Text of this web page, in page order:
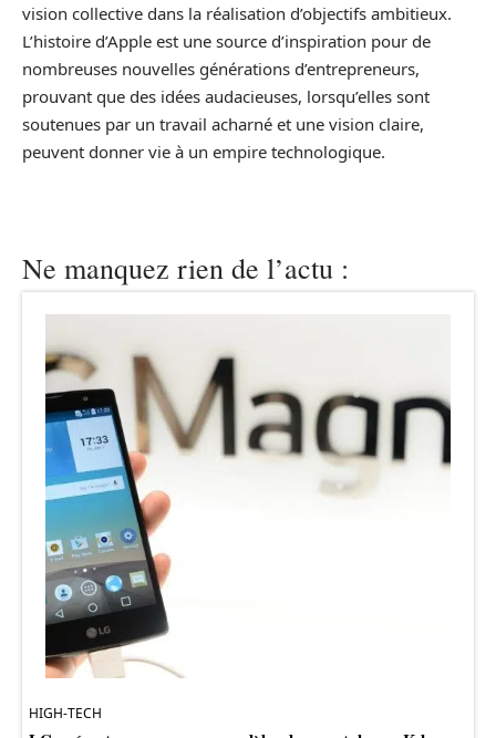
vision collective dans la réalisation d’objectifs ambitieux.
L’histoire d’Apple est une source d’inspiration pour de
nombreuses nouvelles générations d’entrepreneurs,
prouvant que des idées audacieuses, lorsqu’elles sont
soutenues par un travail acharné et une vision claire,
peuvent donner vie à un empire technologique.
Ne manquez rien de l’actu :
HIGH-TECH